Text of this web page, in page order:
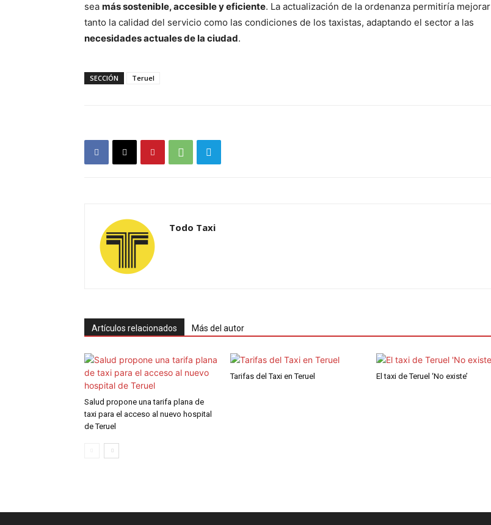
sea más sostenible, accesible y eficiente. La actualización de la ordenanza permitiría mejorar
tanto la calidad del servicio como las condiciones de los taxistas, adaptando el sector a las
necesidades actuales de la ciudad.
SECCIÓN Teruel
Todo Taxi
Artículos relacionados Más del autor
Salud propone una tarifa plana de
taxi para el acceso al nuevo hospital
de Teruel
Tarifas del Taxi en Teruel El taxi de Teruel ‘No existe’